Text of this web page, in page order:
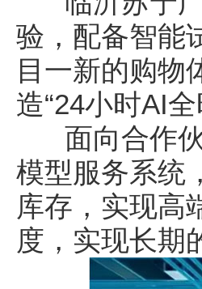
验，配备智能
目一新的购物
造“24小时AI
面向合作伙
模型服务系统
库存，实现高
度，实现长期